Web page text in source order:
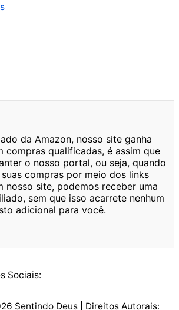
da Amazon, nosso site ganha
compras qualificadas, é assim que
o nosso portal, ou seja, quando
compras por meio dos links
nosso site, podemos receber uma
sem que isso acarrete nenhum
adicional para você.
Sociais:
Sentindo Deus | Direitos Autorais: